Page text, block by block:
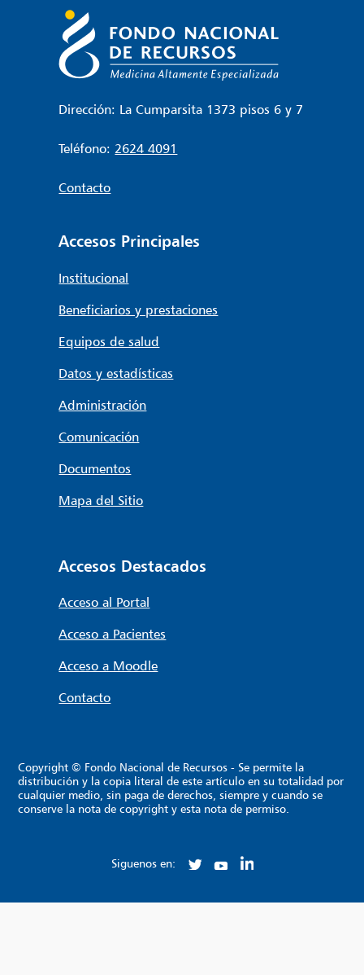
Dirección: La Cumparsita 1373 pisos 6 y 7
Teléfono: 2624 4091
Contacto
Accesos Principales
Institucional
Beneficiarios y prestaciones
Equipos de salud
Datos y estadísticas
Administración
Comunicación
Documentos
Mapa del Sitio
Accesos Destacados
Acceso al Portal
Acceso a Pacientes
Acceso a Moodle
Contacto
Copyright © Fondo Nacional de Recursos - Se permite la
distribución y la copia literal de este artículo en su totalidad por
cualquier medio, sin paga de derechos, siempre y cuando se
conserve la nota de copyright y esta nota de permiso.
Siguenos en: